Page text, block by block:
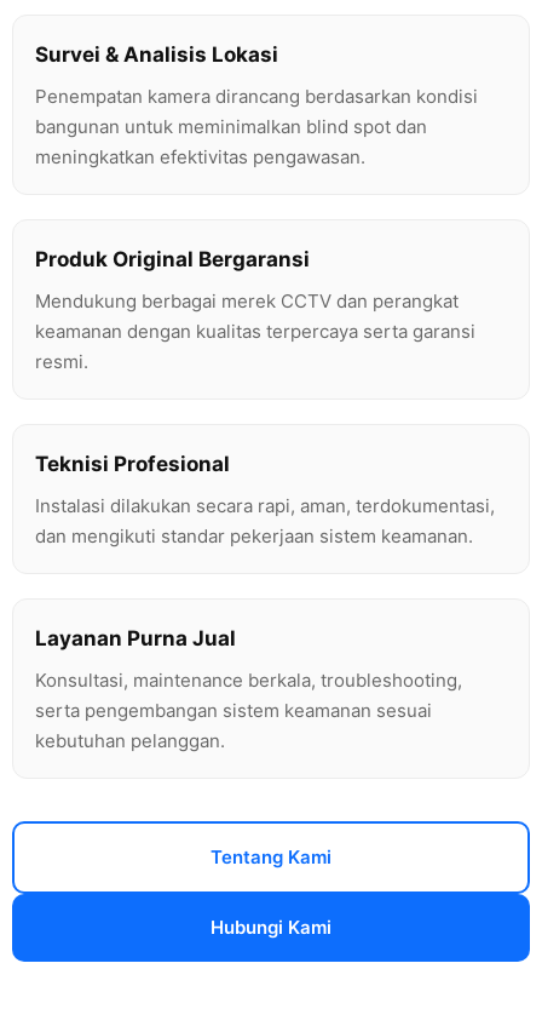
Survei & Analisis Lokasi
Penempatan kamera dirancang berdasarkan kondisi
bangunan untuk meminimalkan blind spot dan
meningkatkan efektivitas pengawasan.
Produk Original Bergaransi
Mendukung berbagai merek CCTV dan perangkat
keamanan dengan kualitas terpercaya serta garansi
resmi.
Teknisi Profesional
Instalasi dilakukan secara rapi, aman, terdokumentasi,
dan mengikuti standar pekerjaan sistem keamanan.
Layanan Purna Jual
Konsultasi, maintenance berkala, troubleshooting,
serta pengembangan sistem keamanan sesuai
kebutuhan pelanggan.
Tentang Kami
Hubungi Kami